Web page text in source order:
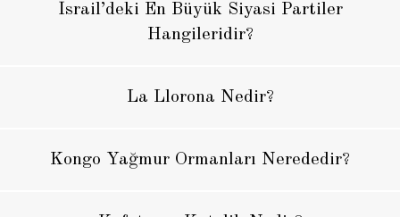
İsrail’deki En Büyük Siyasi Partiler
Hangileridir?
La Llorona Nedir?
Kongo Yağmur Ormanları Nerededir?